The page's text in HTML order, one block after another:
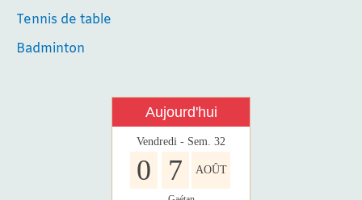
Tennis de table
Badminton
Aujourd'hui
Vendredi - Sem. 32
0 7 AOÛT